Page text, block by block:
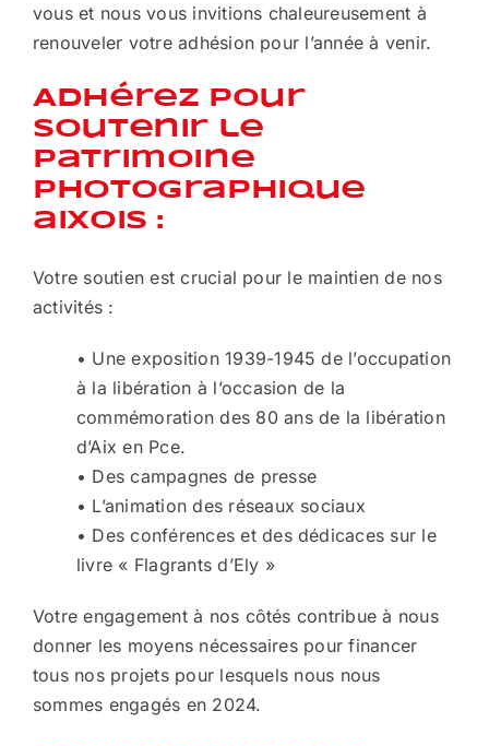
vous et nous vous invitions chaleureusement à
renouveler votre adhésion pour l’année à venir.
Adhérez pour
soutenir le
patrimoine
photographique
aixois :
Votre soutien est crucial pour le maintien de nos
activités :
• Une exposition 1939-1945 de l’occupation
à la libération à l’occasion de la
commémoration des 80 ans de la libération
d’Aix en Pce.
• Des campagnes de presse
• L’animation des réseaux sociaux
• Des conférences et des dédicaces sur le
livre « Flagrants d’Ely »
Votre engagement à nos côtés contribue à nous
donner les moyens nécessaires pour financer
tous nos projets pour lesquels nous nous
sommes engagés en 2024.